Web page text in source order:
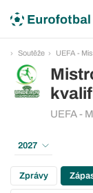
Soutěže UEFA -
UEFA -
2027
Zprávy